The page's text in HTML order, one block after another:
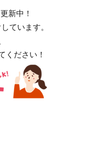
新中！
ています。
ください！